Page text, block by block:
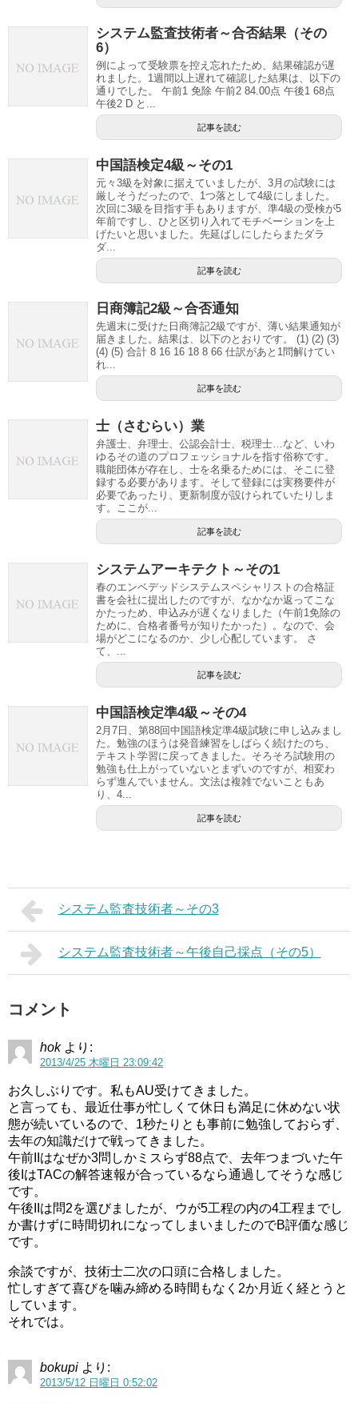
システム監査技術者～合否結果（その
6）
例によって受験票を控え忘れたため、結果確認が遅
れました。1週間以上遅れて確認した結果は、以下の
通りでした。 午前1 免除 午前2 84.00点 午後1 68点
午後2 D と...
記事を読む
中国語検定4級～その1
元々3級を対象に据えていましたが、3月の試験には
厳しそうだったので、1つ落として4級にしました。
次回に3級を目指す手もありますが、準4級の受検が5
年前ですし、ひと区切り入れてモチベーションを上
げたいと思いました。先延ばしにしたらまたダラ
ダ...
記事を読む
日商簿記2級～合否通知
先週末に受けた日商簿記2級ですが、薄い結果通知が
届きました。結果は、以下のとおりです。 (1) (2) (3)
(4) (5) 合計 8 16 16 18 8 66 仕訳があと1問解けてい
れ...
記事を読む
士（さむらい）業
弁護士、弁理士、公認会計士、税理士…など、いわ
ゆるその道のプロフェッショナルを指す俗称です。
職能団体が存在し、士を名乗るためには、そこに登
録する必要があります。そして登録には実務要件が
必要であったり、更新制度が設けられていたりしま
す。ここが...
記事を読む
システムアーキテクト～その1
春のエンベデッドシステムスペシャリストの合格証
書を会社に提出したのですが、なかなか返ってこな
かたっため、申込みが遅くなりました（午前1免除の
ために、合格者番号が知りたかった）。なので、会
場がどこになるのか、少し心配しています。 さ
て、...
記事を読む
中国語検定準4級～その4
2月7日、第88回中国語検定準4級試験に申し込みまし
た。勉強のほうは発音練習をしばらく続けたのち、
テキスト学習に戻ってきました。そろそろ試験用の
勉強も仕上がっていないとまずいのですが、相変わ
らず進んでいません。文法は複雑でないこともあ
り、4...
記事を読む
システム監査技術者～その3
システム監査技術者～午後自己採点（その5）
コメント
hok より:
2013/4/25 木曜日 23:09:42
お久しぶりです。私もAU受けてきました。
と言っても、最近仕事が忙しくて休日も満足に休めない状
態が続いているので、1秒たりとも事前に勉強しておらず、
去年の知識だけで戦ってきました。
午前IIはなぜか3問しかミスらず88点で、去年つまづいた午
後IはTACの解答速報が合っているなら通過してそうな感じ
です。
午後IIは問2を選びましたが、ウが5工程の内の4工程までし
か書けずに時間切れになってしまいましたのでB評価な感じ
です。
余談ですが、技術士二次の口頭に合格しました。
忙しすぎて喜びを噛み締める時間もなく2か月近く経とうと
しています。
それでは。
bokupi より:
2013/5/12 日曜日 0:52:02